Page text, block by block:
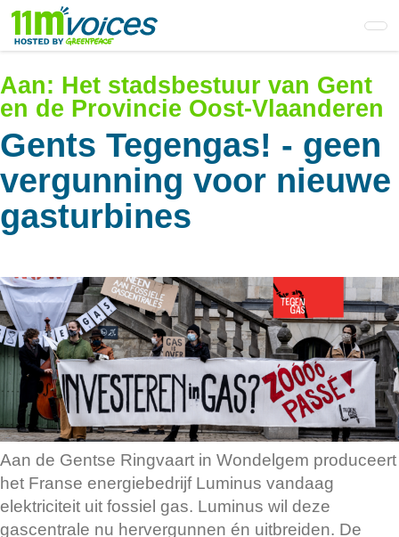
Skip
main
content
Aan: Het stadsbestuur van Gent
en de Provincie Oost-Vlaanderen
Gents Tegengas! - geen
vergunning voor nieuwe
gasturbines
Aan de Gentse Ringvaart in Wondelgem produceert
het Franse energiebedrijf Luminus vandaag
elektriciteit uit fossiel gas. Luminus wil deze
gascentrale nu hervergunnen én uitbreiden. De